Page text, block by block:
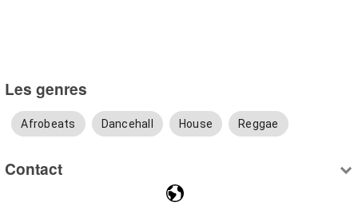
Les genres
Afrobeats Dancehall House Reggae
Contact